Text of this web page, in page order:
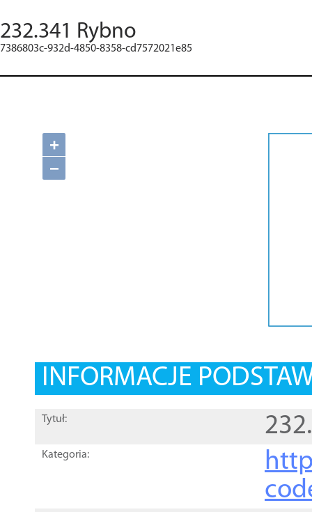
232.341 Rybno
7386803c-932d-4850-8358-cd7572021e85
+
−
INFORMACJE
Tytuł:
Kategoria: